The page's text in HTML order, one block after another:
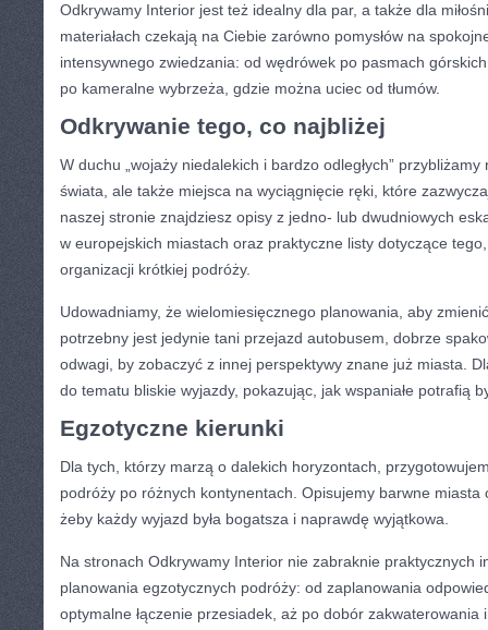
Odkrywamy Interior jest też idealny dla par, a także dla
materiałach czekają na Ciebie zarówno pomysłów na
intensywnego zwiedzania: od wędrówek po pasmach
po kameralne wybrzeża, gdzie można uciec od tłumów.
Odkrywanie tego, co najbliżej
W duchu „wojaży niedalekich i bardzo odległych”
świata, ale także miejsca na wyciągnięcie ręki, które
naszej stronie znajdziesz opisy z jedno- lub dwudniowych
w europejskich miastach oraz praktyczne listy dotyczące
organizacji krótkiej podróży.
Udowadniamy, że wielomiesięcznego planowania, aby
potrzebny jest jedynie tani przejazd autobusem, dobrze
odwagi, by zobaczyć z innej perspektywy znane już miasta.
do tematu bliskie wyjazdy, pokazując, jak wspaniałe potrafią
Egzotyczne kierunki
Dla tych, którzy marzą o dalekich horyzontach,
podróży po różnych kontynentach. Opisujemy barwne miasta
żeby każdy wyjazd była bogatsza i naprawdę wyjątkowa.
Na stronach Odkrywamy Interior nie zabraknie praktycznych
planowania egzotycznych podróży: od zaplanowania
optymalne łączenie przesiadek, aż po dobór zakwaterowania